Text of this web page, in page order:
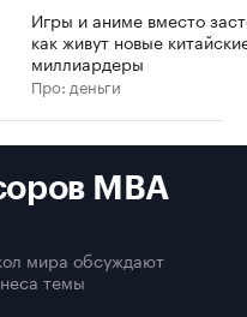
Игры и аниме вместо
как живут новые
миллиардеры
Про: деньги
MBA
мира обсуждают
темы